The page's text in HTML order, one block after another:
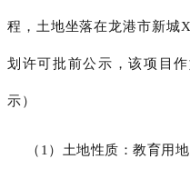
程，土地坐落在龙港市新城
划许可批前公示，该项目
示）
（ 1 ）土地性质 ：教育用地